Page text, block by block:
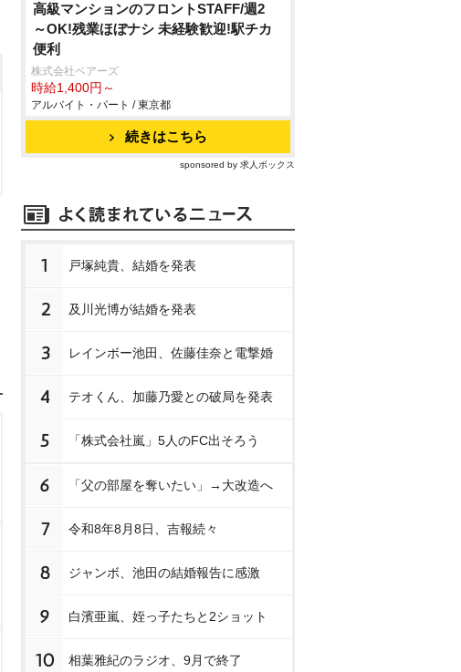
高級マンションのフロントSTAFF/週2
～OK!残業ほぼナシ 未経験歓迎!駅チカ
便利
株式会社ベアーズ
時給1,400円～
アルバイト・パート / 東京都
続きはこちら
sponsored by 求人ボックス
1 戸塚純貴、結婚を発表
2 及川光博が結婚を発表
3 レインボー池田、佐藤佳奈と電撃婚
4 テオくん、加藤乃愛との破局を発表
5 「株式会社嵐」5人のFC出そろう
6 「父の部屋を奪いたい」→大改造へ
7 令和8年8月8日、吉報続々
8 ジャンボ、池田の結婚報告に感激
9 白濱亜嵐、姪っ子たちと2ショット
10 相葉雅紀のラジオ、9月で終了